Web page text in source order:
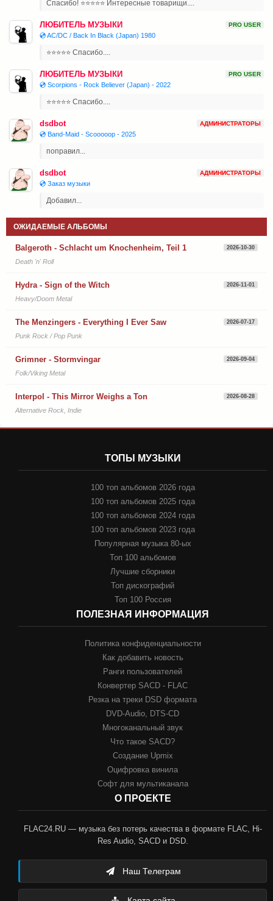
Спасибо! ⭐⭐⭐⭐⭐ Интересные товарищи....
ЛЮБИТЕЛЬ МУЗЫКИ PRO USER
💿 AC/DC / Back In Black (Japan) 1980
⭐⭐⭐⭐⭐ Спасибо....
ЛЮБИТЕЛЬ МУЗЫКИ PRO USER
💿 Scorpions - Rock Believer (Japan) - 2022
⭐⭐⭐⭐⭐ Спасибо....
dsdbot АДМИНИСТРАТОРЫ
💿 Band-Maid - Scooooop - 2025
поправил...
dsdbot АДМИНИСТРАТОРЫ
💿 Заказ музыки
Добавил...
ОЖИДАЕМЫЕ АЛЬБОМЫ
Balgeroth - Schlacht um Knochenheim, Teil 1 2026-10-30
Death 'n' Roll
Hydra - Sign of the Witch 2026-11-01
Heavy/Doom Metal
The Menzingers - Everything I Ever Saw 2026-07-17
Punk Rock / Pop Punk
Grimner - Stormvingar 2026-09-04
Folk/Viking Metal
Interpol - This Mirror Weighs a Ton 2026-08-28
Alternative Rock, Indie
ТОПЫ МУЗЫКИ
100 топ альбомов 2026 года
100 топ альбомов 2025 года
100 топ альбомов 2024 года
100 топ альбомов 2023 года
Популярная музыка 80-ых
Топ 100 альбомов
Лучшие сборники
Топ дискографий
Топ 100 Россия
ПОЛЕЗНАЯ ИНФОРМАЦИЯ
Политика конфиденциальности
Как добавить новость
Ранги пользователей
Конвертер SACD - FLAC
Резка на треки DSD формата
DVD-Audio, DTS-CD
Многоканальный звук
Что такое SACD?
Создание Upmix
Оцифровка винила
Софт для мультиканала
О ПРОЕКТЕ
FLAC24.RU — музыка без потерь качества в формате FLAC, Hi-
Res Audio, SACD и DSD.
Наш Телеграм